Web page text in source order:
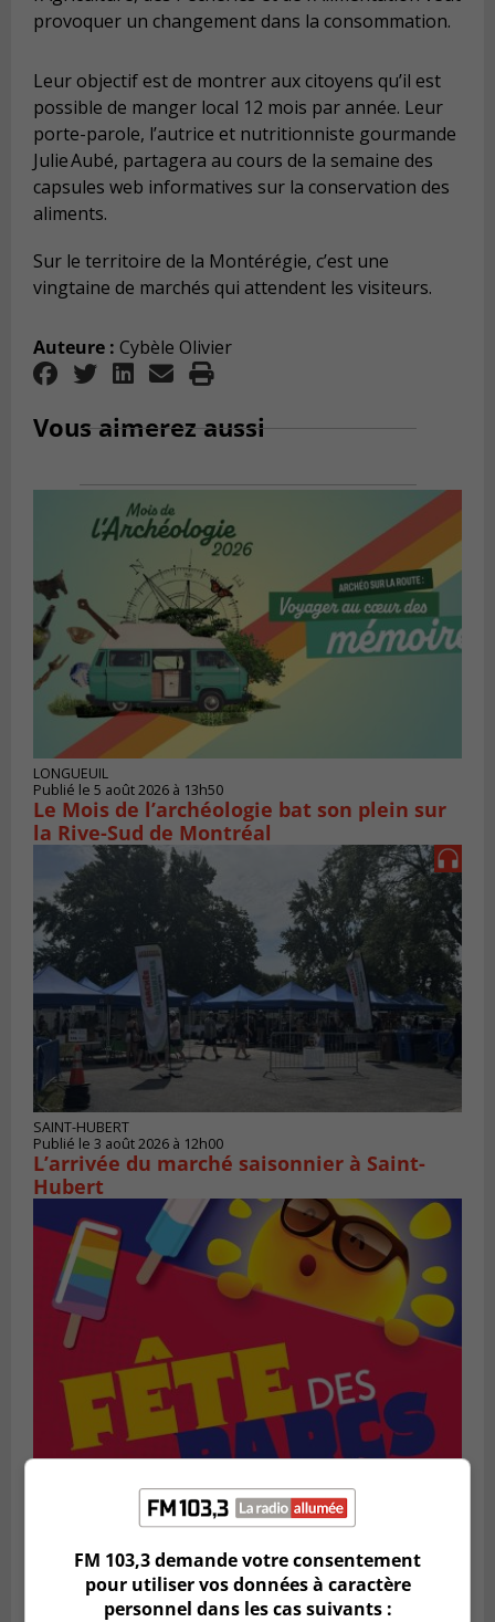
provoquer un changement dans la consommation.
Leur objectif est de montrer aux citoyens qu’il est
possible de manger local 12 mois par année. Leur
porte-parole, l’autrice et nutritionniste gourmande
JulieAubé, partagera au cours de la semaine des
capsules web informatives sur la conservation des
aliments.
Sur le territoire de la Montérégie, c’est une
vingtaine de marchés qui attendent les visiteurs.
Auteure : Cybèle Olivier
Vous aimerez aussi
LONGUEUIL
Publié le 5 août 2026 à 13h50
Le Mois de l’archéologie bat son plein sur
la Rive-Sud de Montréal
SAINT-HUBERT
Publié le 3 août 2026 à 12h00
L’arrivée du marché saisonnier à Saint-
Hubert
Publié le 2 août 2026 à 08h06
La Fête des parcs est de retour à Saint-
FM 103,3 demande votre consentement
pour utiliser vos données à caractère
personnel dans les cas suivants :